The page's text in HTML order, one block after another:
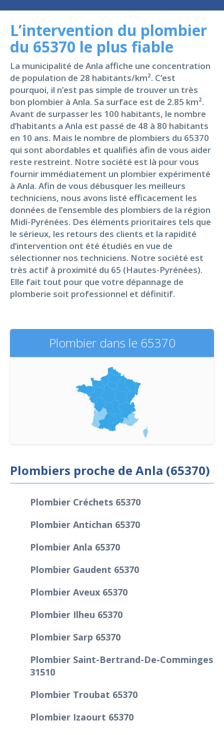
L’intervention du plombier
du 65370 le plus fiable
La municipalité de Anla affiche une concentration
de population de 28 habitants/km². C’est
pourquoi, il n’est pas simple de trouver un très
bon plombier à Anla. Sa surface est de 2.85 km².
Avant de surpasser les 100 habitants, le nombre
d’habitants a Anla est passé de 48 à 80 habitants
en 10 ans. Mais le nombre de plombiers du 65370
qui sont abordables et qualifiés afin de vous aider
reste restreint. Notre société est là pour vous
fournir immédiatement un plombier expérimenté
à Anla. Afin de vous débusquer les meilleurs
techniciens, nous avons listé efficacement les
données de l’ensemble des plombiers de la région
Midi-Pyrénées. Des éléments prioritaires tels que
le sérieux, les retours des clients et la rapidité
d’intervention ont été étudiés en vue de
sélectionner nos techniciens. Notre société est
très actif à proximité du 65 (Hautes-Pyrénées).
Elle fait tout pour que votre dépannage de
plomberie soit professionnel et définitif.
Plombier dans le 65370
Plombiers proche de Anla (65370)
Plombier Créchets 65370
Plombier Antichan 65370
Plombier Anla 65370
Plombier Gaudent 65370
Plombier Aveux 65370
Plombier Ilheu 65370
Plombier Sarp 65370
Plombier Saint-Bertrand-De-Comminges
31510
Plombier Troubat 65370
Plombier Izaourt 65370